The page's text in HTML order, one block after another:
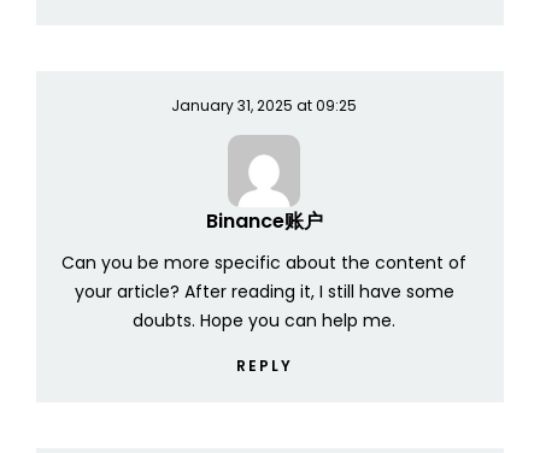
January 31, 2025 at 09:25
Binance账户
Can you be more specific about the content of
your article? After reading it, I still have some
doubts. Hope you can help me.
REPLY